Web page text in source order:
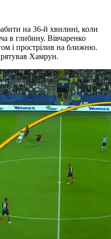
на 36-й хвилині, коли
в глибину. Вівчаренко
і прострілив на ближню.
Хамрун.